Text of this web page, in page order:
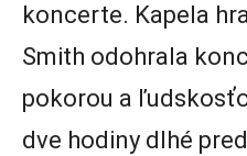
koncerte. Kapela
Smith odohrala
pokorou a
dve hodiny dlhé